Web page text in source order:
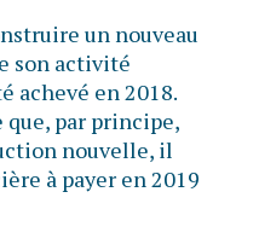
un nouveau
son activité
achevé en 2018.
par principe,
nouvelle, il
à payer en 2019